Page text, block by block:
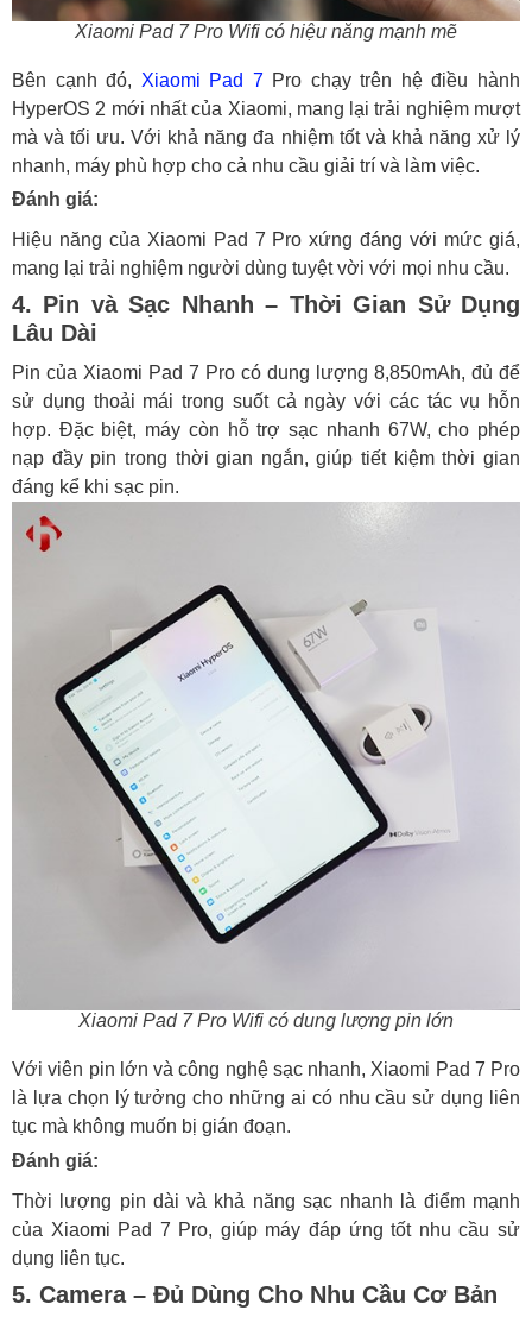
Xiaomi Pad 7 Pro Wifi có hiệu năng mạnh mẽ
Bên cạnh đó, Xiaomi Pad 7Pro chạy trên hệ điều hành
HyperOS 2 mới nhất của Xiaomi, mang lại trải nghiệm mượt
mà và tối ưu. Với khả năng đa nhiệm tốt và khả năng xử lý
nhanh, máy phù hợp cho cả nhu cầu giải trí và làm việc.
Đánh giá:
Hiệu năng của Xiaomi Pad 7 Pro xứng đáng với mức giá,
mang lại trải nghiệm người dùng tuyệt vời với mọi nhu cầu.
4. Pin và Sạc Nhanh – Thời Gian Sử Dụng
Lâu Dài
Pin của Xiaomi Pad 7 Pro có dung lượng 8,850mAh, đủ để
sử dụng thoải mái trong suốt cả ngày với các tác vụ hỗn
hợp. Đặc biệt, máy còn hỗ trợ sạc nhanh 67W, cho phép
nạp đầy pin trong thời gian ngắn, giúp tiết kiệm thời gian
đáng kể khi sạc pin.
Xiaomi Pad 7 Pro Wifi có dung lượng pin lớn
Với viên pin lớn và công nghệ sạc nhanh, Xiaomi Pad 7 Pro
là lựa chọn lý tưởng cho những ai có nhu cầu sử dụng liên
tục mà không muốn bị gián đoạn.
Đánh giá:
Thời lượng pin dài và khả năng sạc nhanh là điểm mạnh
của Xiaomi Pad 7 Pro, giúp máy đáp ứng tốt nhu cầu sử
dụng liên tục.
5. Camera – Đủ Dùng Cho Nhu Cầu Cơ Bản